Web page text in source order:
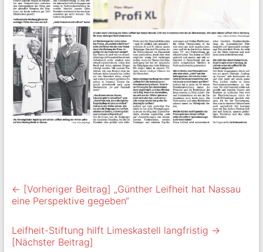
← [Vorheriger Beitrag] „Günther Leifheit hat Nassau
eine Perspektive gegeben“
Leifheit-Stiftung hilft Limeskastell langfristig →
[Nächster Beitrag]